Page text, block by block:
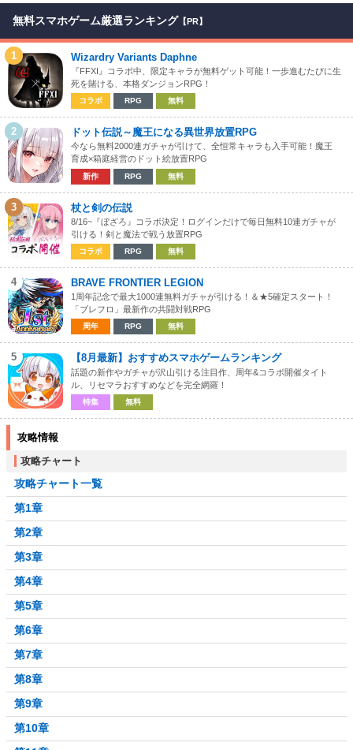
無料スマホゲーム厳選ランキング 【PR】
1 Wizardry Variants Daphne
『FFXI』コラボ中、限定キャラが無料ゲット可能！一歩進むたびに生
死を賭ける、本格ダンジョンRPG！
コラボ RPG 無料
2 ドット伝説～魔王になる異世界放置RPG
今なら無料2000連ガチャが引けて、全恒常キャラも入手可能！魔王
育成×箱庭経営のドット絵放置RPG
新作 RPG 無料
3 杖と剣の伝説
8/16~『ぼざろ』コラボ決定！ログインだけで毎日無料10連ガチャが
引ける！剣と魔法で戦う放置RPG
コラボ RPG 無料
4 BRAVE FRONTIER LEGION
1周年記念で最大1000連無料ガチャが引ける！＆★5確定スタート！
「ブレフロ」最新作の共闘対戦RPG
周年 RPG 無料
5 【8月最新】おすすめスマホゲームランキング
話題の新作やガチャが沢山引ける注目作、周年&コラボ開催タイト
ル、リセマラおすすめなどを完全網羅！
特集 無料
攻略情報
攻略チャート
攻略チャート一覧
第1章
第2章
第3章
第4章
第5章
第6章
第7章
第8章
第9章
第10章